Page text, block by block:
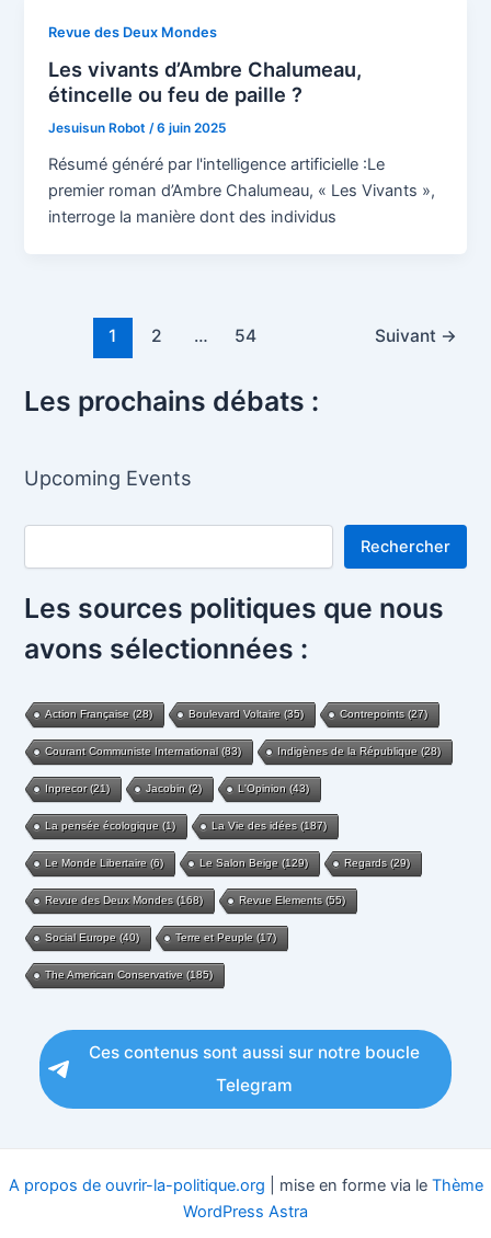
Revue des Deux Mondes
Les vivants d’Ambre Chalumeau,
étincelle ou feu de paille ?
Jesuisun Robot/6 juin 2025
Résumé généré par l'intelligence artificielle :Le
premier roman d’Ambre Chalumeau, « Les Vivants »,
interroge la manière dont des individus
1 2 … 54 Suivant →
Les prochains débats :
Upcoming Events
Rechercher
Rechercher
Les sources politiques que nous
avons sélectionnées :
Action Française (28) Boulevard Voltaire (35) Contrepoints(27)
Courant Communiste International(83) Indigènes de la République (28)
Inprecor(21) Jacobin (2) L'Opinion (43)
La pensée écologique (1) La Vie des idées(187)
Le Monde Libertaire (6) Le Salon Beige (129) Regards(29)
Revue des Deux Mondes(168) Revue Elements(55)
Social Europe (40) Terre et Peuple (17)
The American Conservative (185)
Ces contenus sont aussi sur notre boucle
Telegram
A propos de ouvrir-la-politique.org | mise en forme via le Thème
WordPress Astra